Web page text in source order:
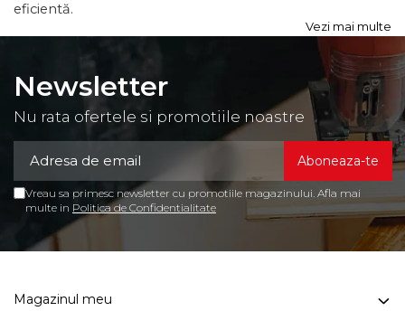
eficientă.
Vezi mai multe
Newsletter
Nu rata ofertele si promotiile noastre
Vreau sa primesc newsletter cu promotiile magazinului. Afla mai
multe in Politica de Confidentialitate
Magazinul meu